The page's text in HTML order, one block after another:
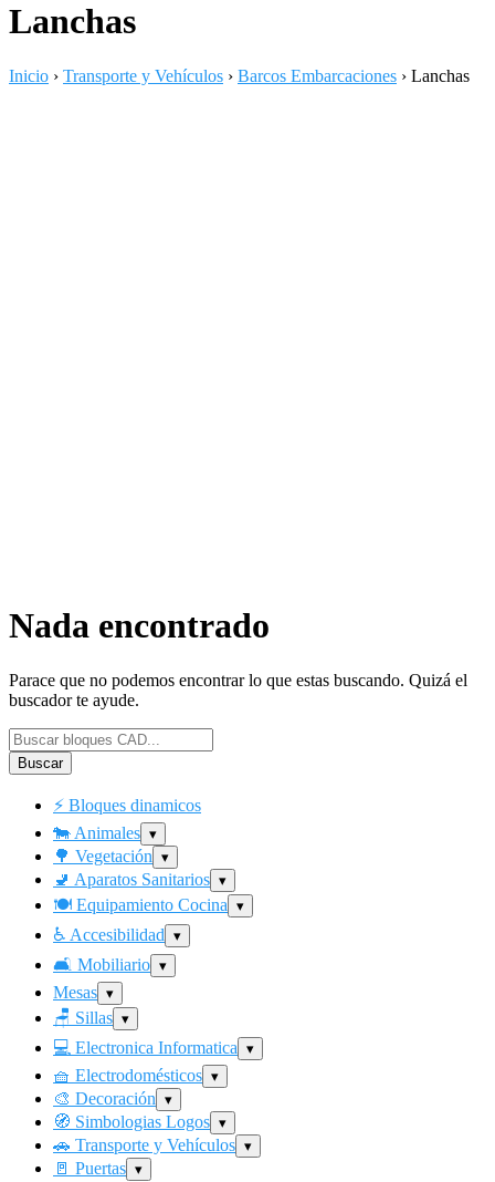
Lanchas
Inicio › Transporte y Vehículos › Barcos Embarcaciones › Lanchas
Nada encontrado
Parace que no podemos encontrar lo que estas buscando. Quizá el
buscador te ayude.
Buscar
⚡ Bloques dinamicos
🐄 Animales ▾
🌳 Vegetación ▾
🚽 Aparatos Sanitarios ▾
🍽 ️ Equipamiento Cocina ▾
♿ Accesibilidad ▾
🛋 ️ Mobiliario ▾
Mesas ▾
🪑 Sillas ▾
💻 Electronica Informatica ▾
🧺 Electrodomésticos ▾
🎨 Decoración ▾
🧭 Simbologias Logos ▾
🚗 Transporte y Vehículos ▾
🚪 Puertas ▾